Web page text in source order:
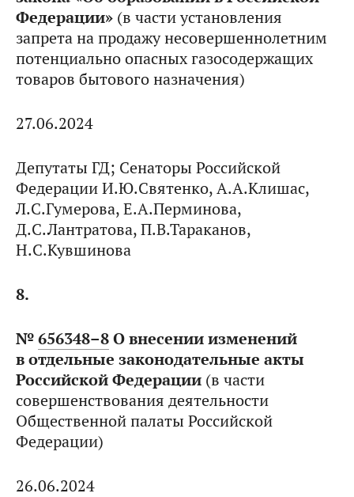
Федерации» (в части установления
запрета на продажу несовершеннолетним
потенциально опасных газосодержащих
товаров бытового назначения)
27.06.2024
Депутаты ГД; Сенаторы Российской
Федерации И.Ю.Святенко, А.А.Клишас,
Л.С.Гумерова, Е.А.Перминова,
Д.С.Лантратова, П.В.Тараканов,
Н.С.Кувшинова
8.
№656348–8О внесении изменений
в отдельные законодательные акты
Российской Федерации (в части
совершенствования деятельности
Общественной палаты Российской
Федерации)
26.06.2024